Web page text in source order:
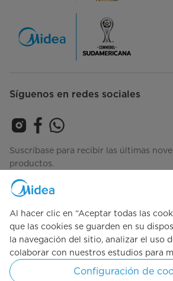
Síguenos en redes sociales
Suscríbase para recibir las últimas
productos.
Consulta cómo gestionamos tus
Al hacer clic en “Aceptar todas las
que las cookies se guarden en su
la navegación del sitio, analizar el uso
colaborar con nuestros estudios para
Configuración de